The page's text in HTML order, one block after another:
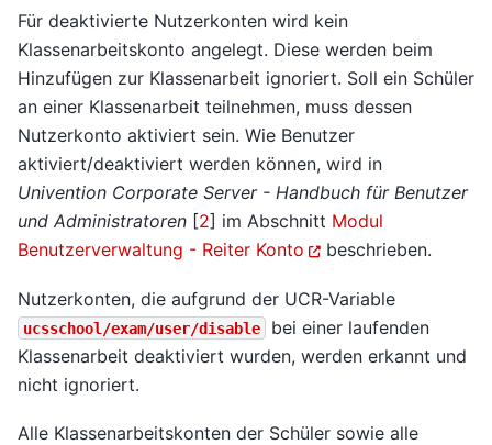
Für deaktivierte Nutzerkonten wird kein
Klassenarbeitskonto angelegt. Diese werden beim
Hinzufügen zur Klassenarbeit ignoriert. Soll ein Schüler
an einer Klassenarbeit teilnehmen, muss dessen
Nutzerkonto aktiviert sein. Wie Benutzer
aktiviert/deaktiviert werden können, wird in
Univention Corporate Server - Handbuch für Benutzer
und Administratoren [2] im Abschnitt Modul
Benutzerverwaltung - Reiter Konto
beschrieben.
Nutzerkonten, die aufgrund der UCR-Variable
ucsschool/exam/user/disable
bei einer laufenden
Klassenarbeit deaktiviert wurden, werden erkannt und
nicht ignoriert.
Alle Klassenarbeitskonten der Schüler sowie alle